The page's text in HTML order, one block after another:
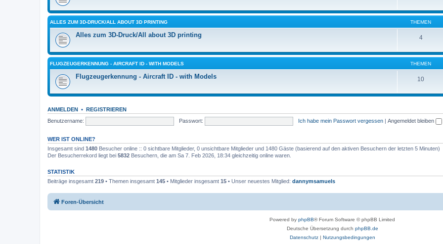
ALLES ZUM 3D-DRUCK/ALL ABOUT 3D PRINTING THEMEN
Alles zum 3D-Druck/All about 3D printing 4
FLUGZEUGERKENNUNG - AIRCRAFT ID - WITH MODELS THEMEN
Flugzeugerkennung - Aircraft ID - with Models 10
ANMELDEN • REGISTRIEREN
Benutzername:
Passwort: Ich habe mein Passwort vergessen | Angemeldet bleiben
WER IST ONLINE?
Insgesamt sind 1480 Besucher online :: 0 sichtbare Mitglieder, 0 unsichtbare Mitglieder und 1480 Gäste (basierend auf den aktiven Besuchern der letzten 5 Minuten)
Der Besucherrekord liegt bei 5832 Besuchern, die am Sa 7. Feb 2026, 18:34 gleichzeitig online waren.
STATISTIK
Beiträge insgesamt 219 • Themen insgesamt 145 • Mitglieder insgesamt 15 • Unser neuestes Mitglied: dannymsamuels
Foren-Übersicht
Powered by phpBB® Forum Software © phpBB Limited
Deutsche Übersetzung durch phpBB.de
Datenschutz| Nutzungsbedingungen